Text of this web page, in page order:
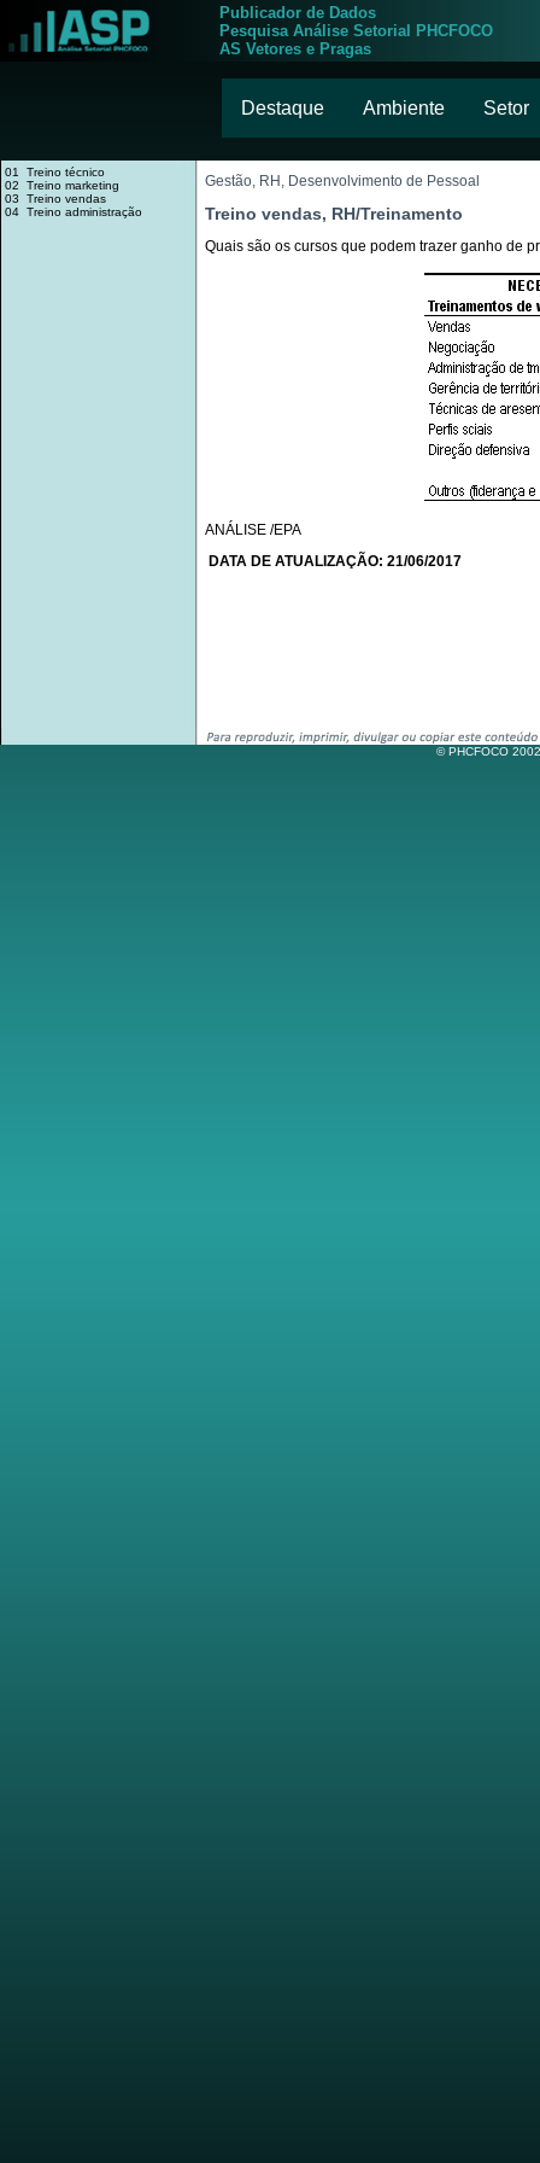
Publicador de Dados
Pesquisa Análise Setorial PHCFOCO
AS Vetores e Pragas
Destaque Ambiente Setor
01 Treino técnico
02 Treino marketing
03 Treino vendas
04 Treino administração
Gestão, RH, Desenvolvimento de Pessoal
Treino vendas, RH/Treinamento
Quais são os cursos que podem trazer ganho de
ANÁLISE /EPA
DATA DE ATUALIZAÇÃO: 21/06/2017
© PHCFOCO